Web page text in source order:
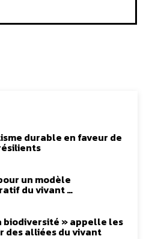
durable en faveur de
un modèle
du vivant …
biodiversité » appelle les
des alliées du vivant